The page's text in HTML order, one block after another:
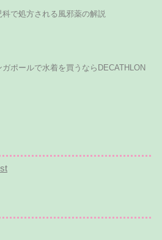
科で処方される風邪薬の解説
ガポールで水着を買うならDECATHLON